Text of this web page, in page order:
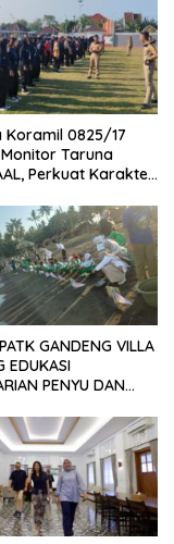
Koramil 0825/17
Taruna
Perkuat Karakter
Rakyat
GANDENG VILLA
EDUKASI
PENYU DAN
BALI